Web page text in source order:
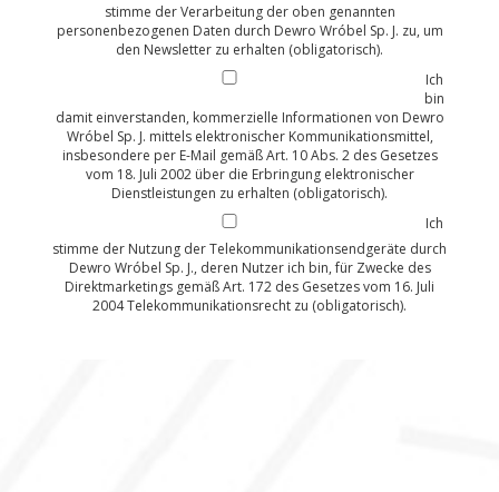
stimme der Verarbeitung der oben genannten
personenbezogenen Daten durch Dewro Wróbel Sp. J. zu, um
den Newsletter zu erhalten (obligatorisch).
Ich
bin
damit einverstanden, kommerzielle Informationen von Dewro
Wróbel Sp. J. mittels elektronischer Kommunikationsmittel,
insbesondere per E-Mail gemäß Art. 10 Abs. 2 des Gesetzes
vom 18. Juli 2002 über die Erbringung elektronischer
Dienstleistungen zu erhalten (obligatorisch).
Ich
stimme der Nutzung der Telekommunikationsendgeräte durch
Dewro Wróbel Sp. J., deren Nutzer ich bin, für Zwecke des
Direktmarketings gemäß Art. 172 des Gesetzes vom 16. Juli
2004 Telekommunikationsrecht zu (obligatorisch).